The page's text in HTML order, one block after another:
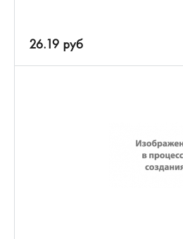
26.19 руб